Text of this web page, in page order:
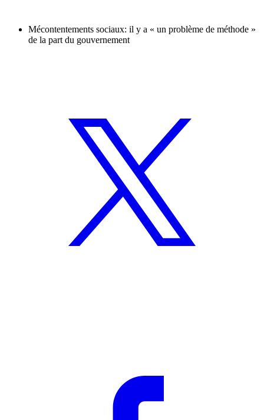
Mécontentements sociaux: il y a « un problème de méthode »
de la part du gouvernement